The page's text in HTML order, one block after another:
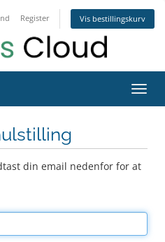
Register Vis bestillingskurv
din email nedenfor for at